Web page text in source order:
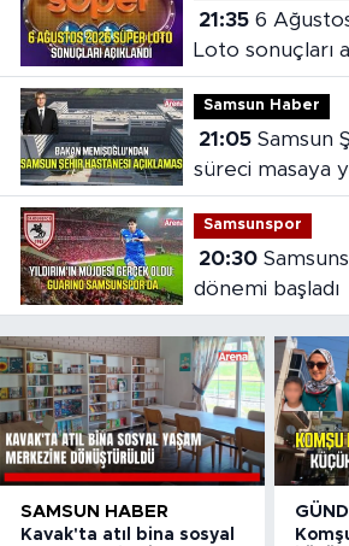
21:356 Ağustos 2026 Süper
Loto sonuçları
Samsun Haber
21:05Samsun Şehir Hastanesi
süreci masaya
Samsunspor
20:30Samsunspor'da Gabriele
dönemi başladı
SAMSUN HABER
Kavak'ta atıl bina sosyal